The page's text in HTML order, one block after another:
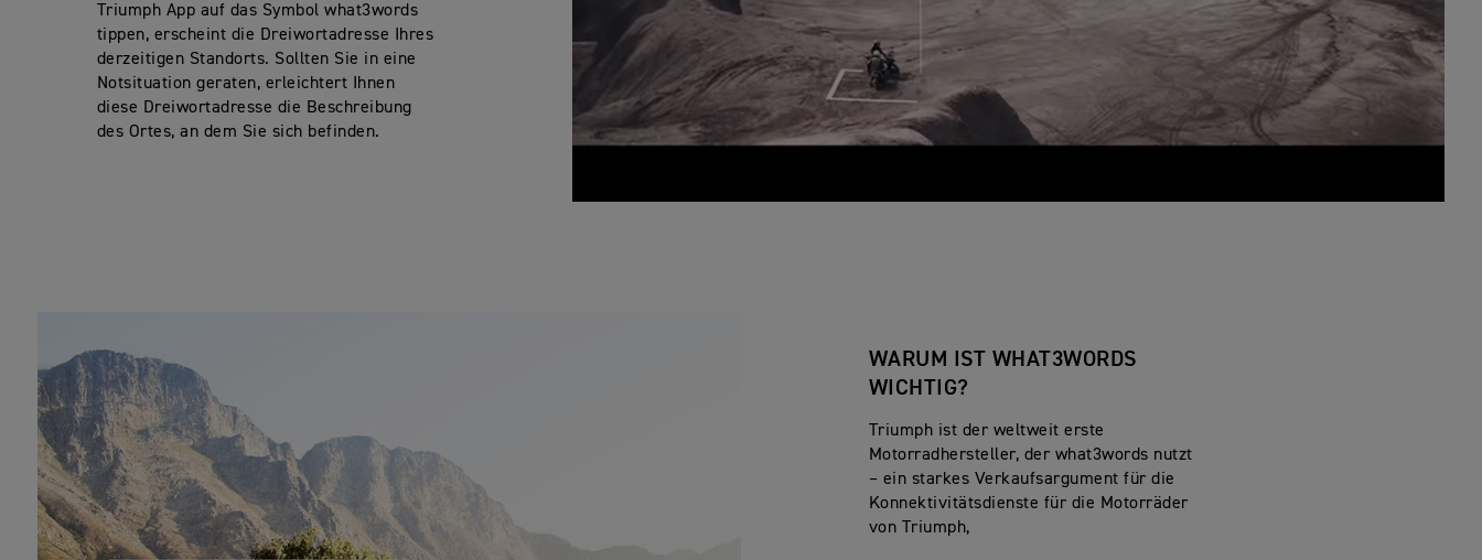
Triumph App auf das Symbol what3words
tippen, erscheint die Dreiwortadresse Ihres
derzeitigen Standorts. Sollten Sie in eine
Notsituation geraten, erleichtert Ihnen
diese Dreiwortadresse die Beschreibung
des Ortes, an dem Sie sich befinden.
WARUM IST WHAT3WORDS
WICHTIG?
Triumph ist der weltweit erste
Motorradhersteller, der what3words nutzt
– ein starkes Verkaufsargument für die
Konnektivitätsdienste für die Motorräder
von Triumph,